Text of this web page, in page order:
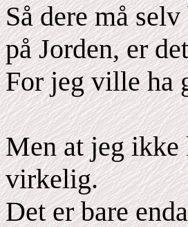
Så dere må
på Jorden, er
For jeg ville ha
Men at jeg ikke
virkelig.
Det er bare